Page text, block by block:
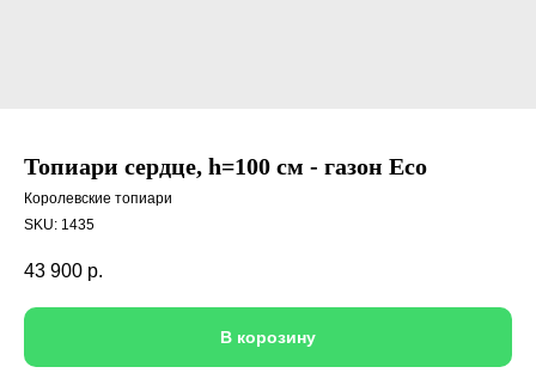
Топиари сердце, h=100 см - газон Eco
Королевские топиари
SKU: 1435
43 900 р.
В корозину